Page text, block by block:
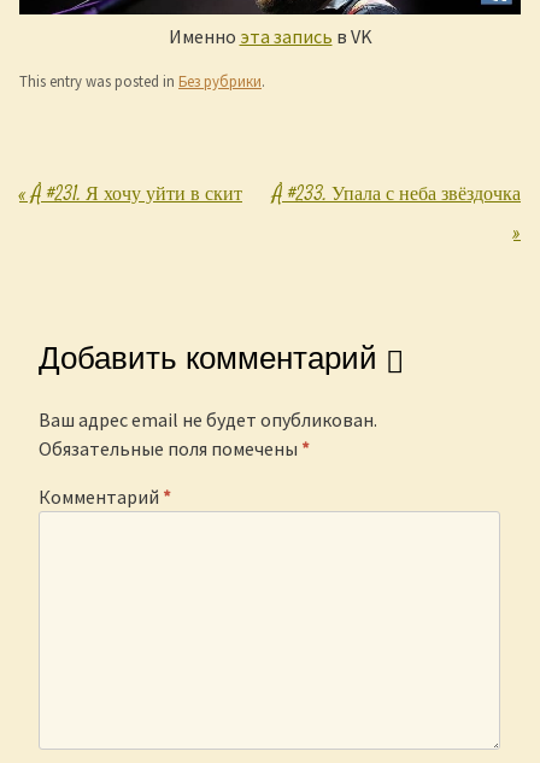
Именно эта запись в VK
This entry was posted in Без рубрики.
Post navigation
«Å #231. Я хочу уйти в скит
Å #233. Упала с неба звёздочка
»
Добавить комментарий
Ваш адрес email не будет опубликован.
Обязательные поля помечены *
Комментарий *